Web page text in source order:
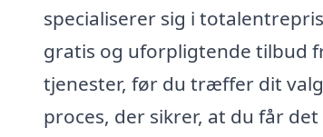
specialiserer sig i
gratis og uforpligtende tilbud
tjenester, før du træffer dit
proces, der sikrer, at du får